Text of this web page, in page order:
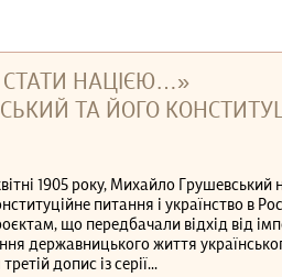
СТАТИ НАЦІЄЮ…»
ТА ЙОГО
1905 року, Михайло Грушевський
питання і українство в
що передбачали відхід від
державницького життя
допис із серії...